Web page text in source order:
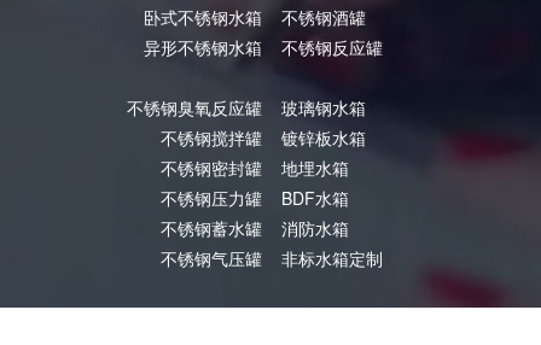
卧式不锈钢水箱
异形不锈钢水箱
不锈钢臭氧反应罐
不锈钢搅拌罐
不锈钢密封罐
不锈钢压力罐
不锈钢蓄水罐
不锈钢气压罐
不锈钢酒罐
不锈钢反应罐
玻璃钢水箱
镀锌板水箱
地埋水箱
BDF水箱
消防水箱
非标水箱定制